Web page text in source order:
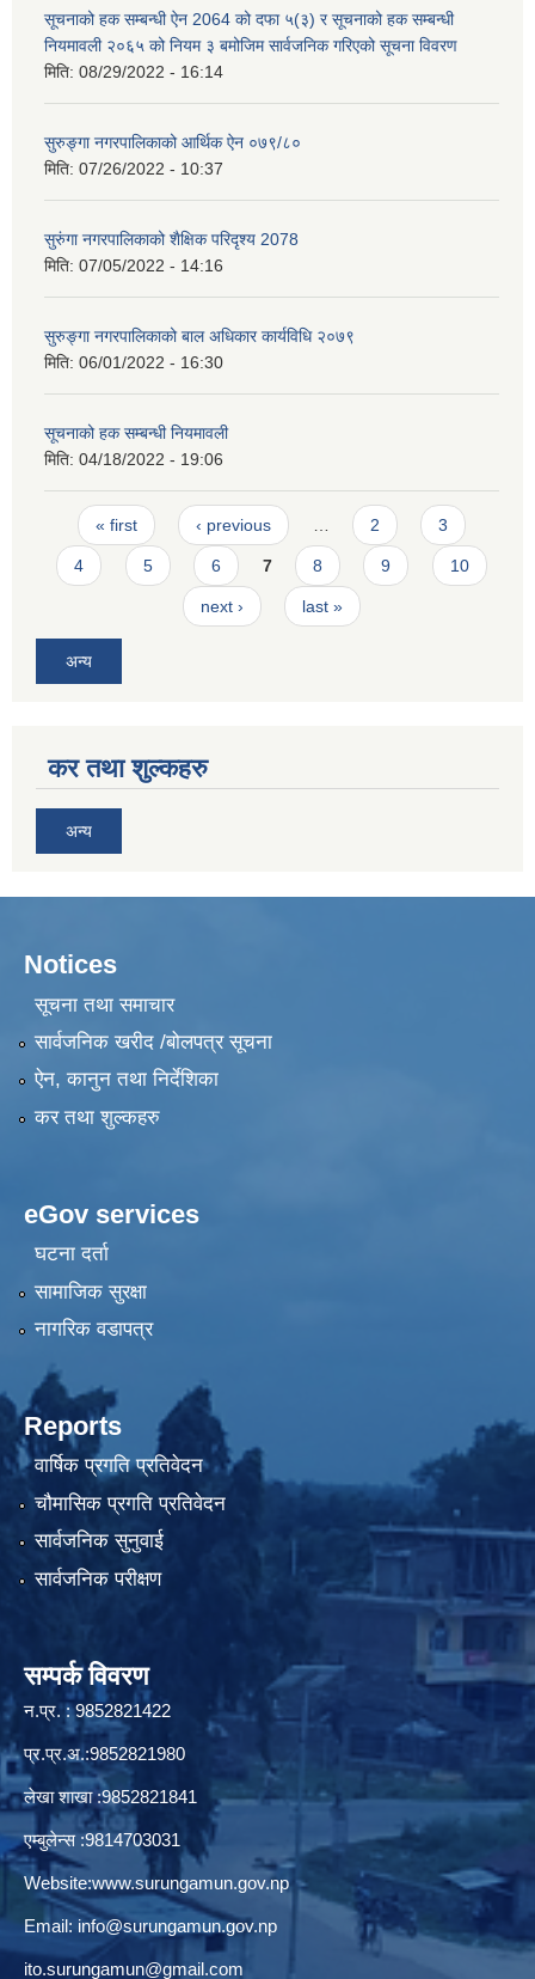
सूचनाको हक सम्बन्धी ऐन 2064 को दफा ५(३) र सूचनाको हक सम्बन्धी
नियमावली २०६५ को नियम ३ बमोजिम सार्वजनिक गरिएको सूचना विवरण
मिति: 08/29/2022 - 16:14
सुरुङ्गा नगरपालिकाको आर्थिक ऐन ०७९/८०
मिति: 07/26/2022 - 10:37
सुरुंगा नगरपालिकाको शैक्षिक परिदृश्य 2078
मिति: 07/05/2022 - 14:16
सुरुङ्गा नगरपालिकाको बाल अधिकार कार्यविधि २०७९
मिति: 06/01/2022 - 16:30
सूचनाको हक सम्बन्धी नियमावली
मिति: 04/18/2022 - 19:06
Pages
« first ‹ previous 2 3
4 5 6 7 8 9 10
next › last »
अन्य
कर तथा शुल्कहरु
अन्य
Notices
सूचना तथा समाचार
सार्वजनिक खरीद /बोलपत्र सूचना
ऐन, कानुन तथा निर्देशिका
कर तथा शुल्कहरु
eGov services
घटना दर्ता
सामाजिक सुरक्षा
नागरिक वडापत्र
Reports
वार्षिक प्रगति प्रतिवेदन
चौमासिक प्रगति प्रतिवेदन
सार्वजनिक सुनुवाई
सार्वजनिक परीक्षण
सम्पर्क विवरण
न.प्र. : 9852821422
प्र.प्र.अ.:9852821980
लेखा शाखा :9852821841
एम्बुलेन्स :9814703031
Website:www.surungamun.gov.np
Email: info@surungamun.gov.np
ito.surungamun@gmail.com